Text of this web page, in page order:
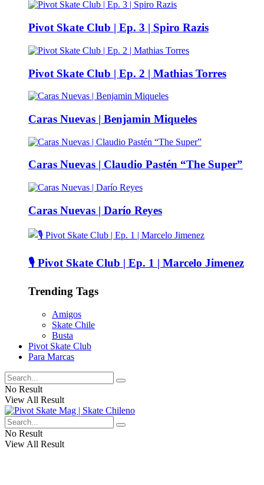
Pivot Skate Club | Ep. 3 | Spiro Razis
Pivot Skate Club | Ep. 2 | Mathias Torres
Caras Nuevas | Benjamin Miqueles
Caras Nuevas | Claudio Pastén “The Super”
Caras Nuevas | Darío Reyes
🎙️ Pivot Skate Club | Ep. 1 | Marcelo Jimenez
Trending Tags
Amigos
Skate Chile
Busta
Pivot Skate Club
Para Marcas
No Result
View All Result
No Result
View All Result